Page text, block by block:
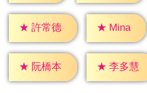
★ 許常德 ★ Mina
★ 阮橋本 ★ 李多慧